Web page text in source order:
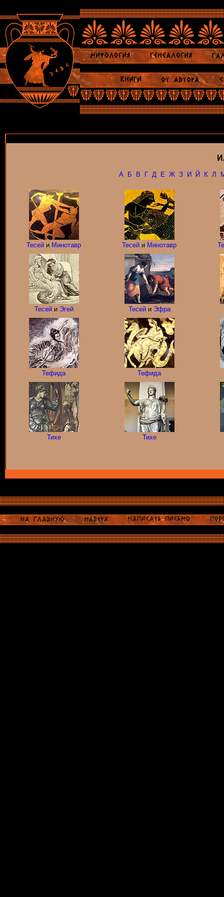
А Б В Г Д Е Ж З И Й К Л
Тесей и Минотавр Тесей и Минотавр
Тесейи Эгей Тесейи Эфра
Тефида Тефида
Тихе Тихе